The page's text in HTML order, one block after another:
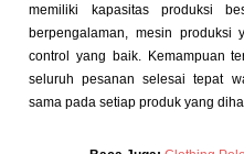
memiliki kapasitas produksi
berpengalaman, mesin produksi
control yang baik. Kemampuan
seluruh pesanan selesai tepat
sama pada setiap produk yang